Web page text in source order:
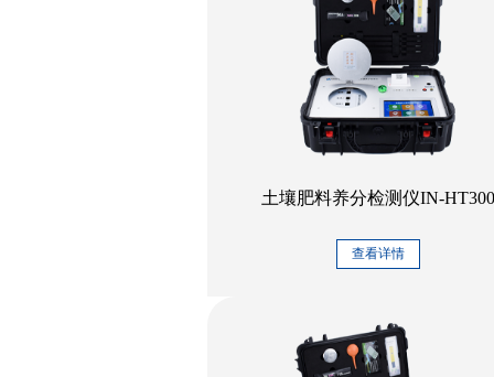
土壤肥料养分检测仪IN-HT300
查看详情